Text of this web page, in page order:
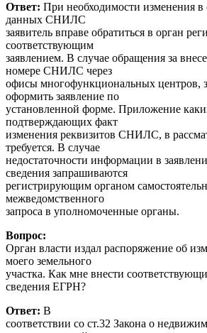
Ответ: При необходимости изменения
данных СНИЛС
заявитель вправе обратиться в орган
соответствующим
заявлением. В случае обращения за
номере СНИЛС через
офисы многофункциональных центров,
оформить заявление по
установленной форме. Приложение
подтверждающих факт
изменения реквизитов СНИЛС, в
требуется. В случае
недостаточности информации в
сведения запрашиваются
регистрирующим органом
межведомственного
запроса в уполномоченные органы.
Вопрос:
Орган власти издал распоряжение об
моего земельного
участка. Как мне внести
сведения ЕГРН?
Ответ: В
соответствии со ст.32 Закона о